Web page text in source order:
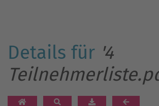
Details für '4